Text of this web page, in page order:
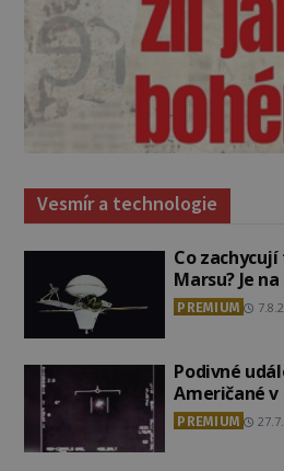
Vesmír a technologie
Co
Marsu? Je
PREMIUM
Podivné
Američané v
PREMIUM